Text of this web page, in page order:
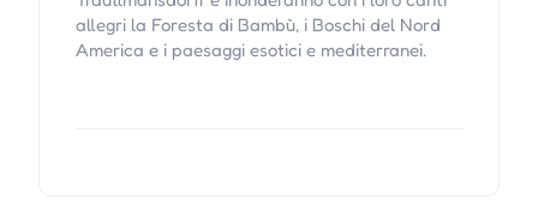
allegri la Foresta di Bambù, i Boschi del Nord
America e i paesaggi esotici e mediterranei.